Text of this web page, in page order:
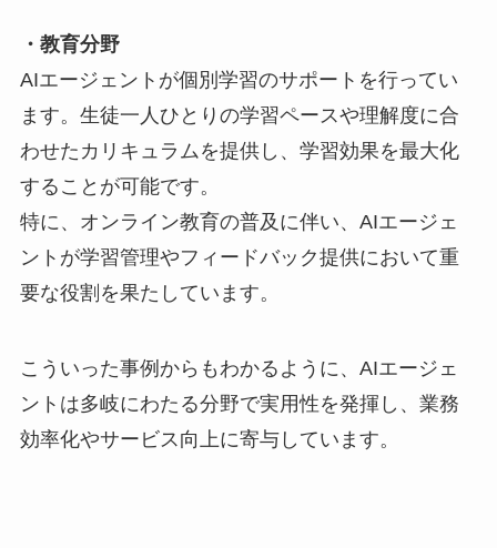
・教育分野
AIエージェントが個別学習のサポートを行ってい
ます。生徒一人ひとりの学習ペースや理解度に合
わせたカリキュラムを提供し、学習効果を最大化
することが可能です。
特に、オンライン教育の普及に伴い、AIエージェ
ントが学習管理やフィードバック提供において重
要な役割を果たしています。
こういった事例からもわかるように、AIエージェ
ントは多岐にわたる分野で実用性を発揮し、業務
効率化やサービス向上に寄与しています。